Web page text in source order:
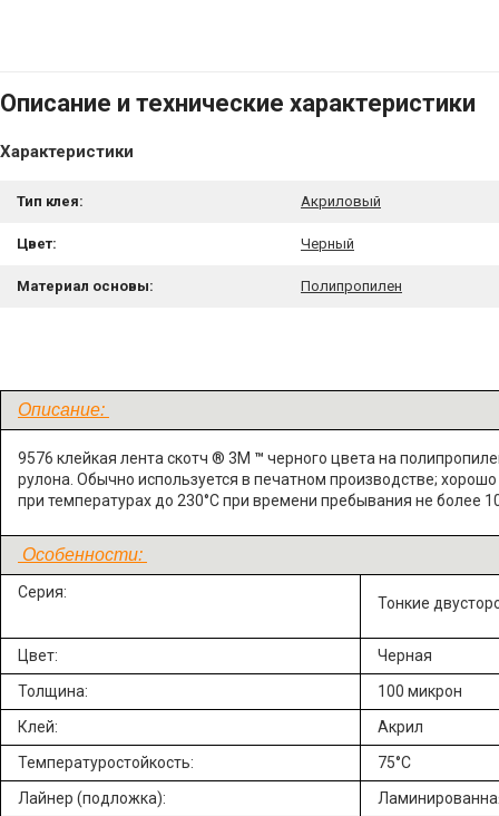
Описание и технические характеристики
Характеристики
Тип клея: Акриловый
Цвет: Черный
Материал основы: Полипропилен
Описание:
9576 клейкая лента скотч ® 3М ™ черного цвета на
рулона. Обычно используется в печатном производстве;
при температурах до 230°С при времени пребывания не более
Особенности:
Серия:
Тонкие
Цвет:
Черная
Толщина:
100 микрон
Клей:
Акрил
Температуростойкость:
75°C
Лайнер (подложка):